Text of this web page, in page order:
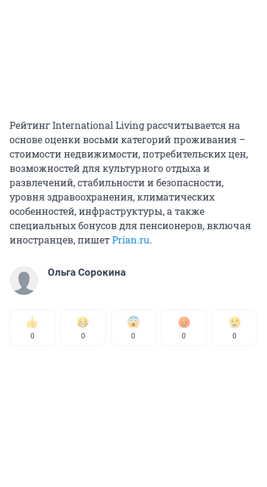
Рейтинг International Living рассчитывается на
основе оценки восьми категорий проживания –
стоимости недвижимости, потребительских цен,
возможностей для культурного отдыха и
развлечений, стабильности и безопасности,
уровня здравоохранения, климатических
особенностей, инфраструктуры, а также
специальных бонусов для пенсионеров, включая
иностранцев, пишетPrian.ru.
Ольга Сорокина
0 0 0 0 0